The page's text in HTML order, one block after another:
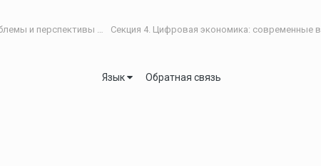
IV Международная научная интернет-конференция «Проблемы и перспективы развития научно-технологического пространства»
Язык Обратная связь